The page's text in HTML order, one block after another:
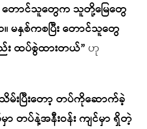
တောင်သူတွေက သူတို့မြေတွေ
နှစ်ကစပြီး တောင်သူတွေ
း ထပ်စွဲထားတယ်” ဟု
သိမ်းပြီးတော့ တပ်ကိုဆောက်ခဲ့
တပ်နဲ့အနီးဝန်း ကျင်မှာ ရှိတဲ့